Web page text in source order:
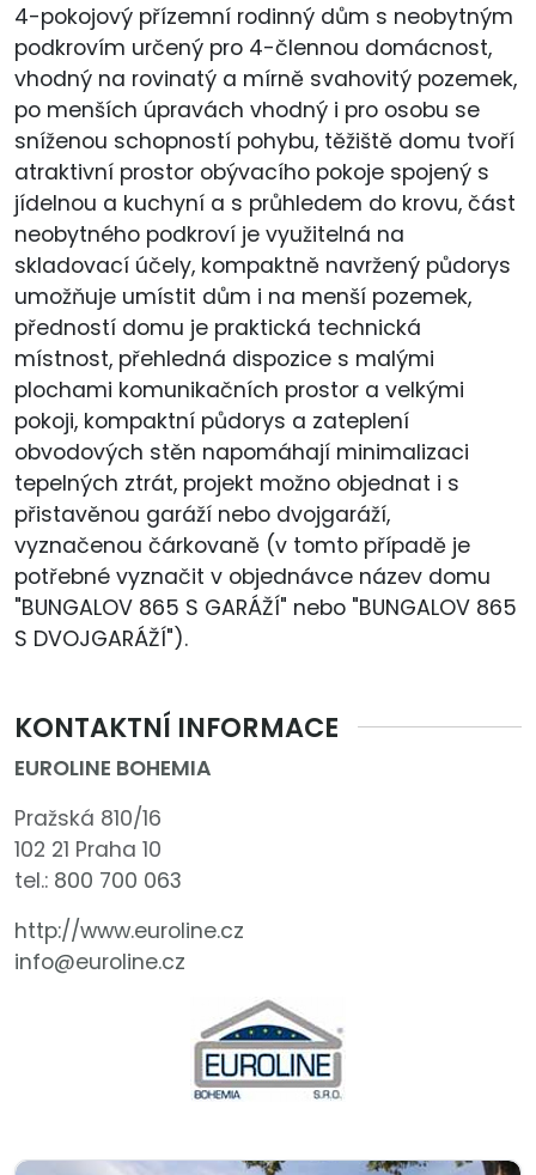
4-pokojový přízemní rodinný dům s neobytným
podkrovím určený pro 4-člennou domácnost,
vhodný na rovinatý a mírně svahovitý pozemek,
po menších úpravách vhodný i pro osobu se
sníženou schopností pohybu, těžiště domu tvoří
atraktivní prostor obývacího pokoje spojený s
jídelnou a kuchyní a s průhledem do krovu, část
neobytného podkroví je využitelná na
skladovací účely, kompaktně navržený půdorys
umožňuje umístit dům i na menší pozemek,
předností domu je praktická technická
místnost, přehledná dispozice s malými
plochami komunikačních prostor a velkými
pokoji, kompaktní půdorys a zateplení
obvodových stěn napomáhají minimalizaci
tepelných ztrát, projekt možno objednat i s
přistavěnou garáží nebo dvojgaráží,
vyznačenou čárkovaně (v tomto případě je
potřebné vyznačit v objednávce název domu
"BUNGALOV 865 S GARÁŽÍ" nebo "BUNGALOV 865
S DVOJGARÁŽÍ").
KONTAKTNÍ INFORMACE
EUROLINE BOHEMIA
Pražská 810/16
102 21 Praha 10
tel.: 800 700 063
http://www.euroline.cz
info@euroline.cz